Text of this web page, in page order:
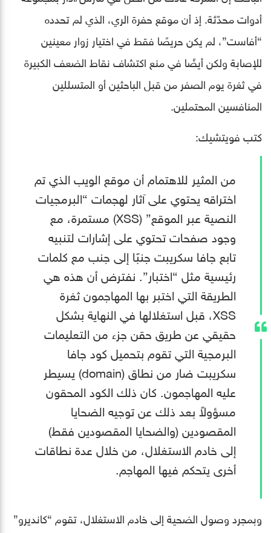
أدوات محدّثة. إذ أن موقع حفرة الري، الذي لم تحدده
“أفاست”، لم يكن حريصًا فقط في اختيار زوار معينين
للإصابة ولكن أيضًا في منع اكتشاف نقاط الضعف الكبيرة
في ثغرة يوم الصفر من قبل الباحثين أو المتسللين
المنافسين المحتملين.
كتب فويتشيك:
من المثير للاهتمام أن موقع الويب الذي تم
اختراقه يحتوي على آثار لهجمات “البرمجيات
النصية عبر الموقع” (XSS) مستمرة، مع
وجود صفحات تحتوي على إشارات لتنبيه
تابع جافا سكريبت جنبًا إلى جنب مع كلمات
رئيسية مثل “اختبار”. نفترض أن هذه هي
الطريقة التي اختبر بها المهاجمون ثغرة
XSS، قبل استغلالها في النهاية بشكل
حقيقي عن طريق حقن جزء من التعليمات
البرمجية التي تقوم بتحميل كود جافا
سكريبت ضار من نطاق (domain) يسيطر
عليه المهاجمون. كان ذلك الكود المحقون
مسؤولاً بعد ذلك عن توجيه الضحايا
المقصودين (والضحايا المقصودين فقط)
إلى خادم الاستغلال، من خلال عدة نطاقات
أخرى يتحكم فيها المهاجم.
وبمجرد وصول الضحية إلى خادم الاستغلال، تقوم “كانديرو”